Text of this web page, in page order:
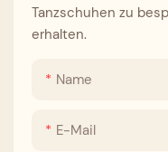
Tanzschuhen zu
erhalten.
Name
E-Mail